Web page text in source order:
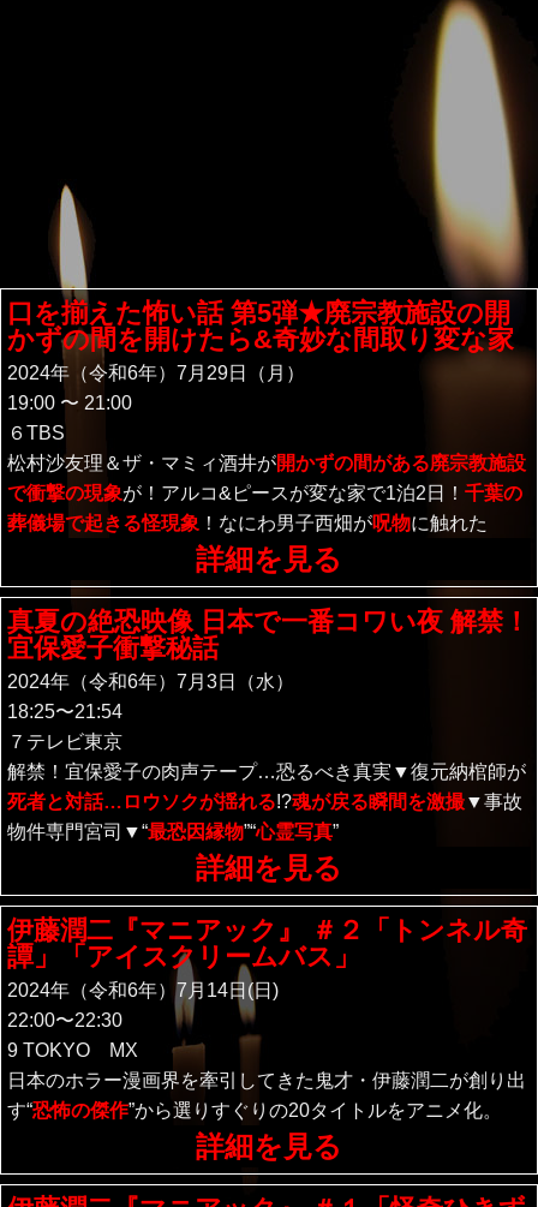
口を揃えた怖い話 第5弾★廃宗教施設の開
かずの間を開けたら&奇妙な間取り変な家
2024年（令和6年）7月29日（月）
19:00 〜 21:00
６TBS
松村沙友理＆ザ・マミィ酒井が開かずの間がある廃宗教施設
で衝撃の現象が！アルコ&ピースが変な家で1泊2日！ 千葉の
葬儀場で起きる怪現象 ！なにわ男子西畑が呪物に触れた
詳細を見る
真夏の絶恐映像 日本で一番コワい夜 解禁！
宜保愛子衝撃秘話
2024年（令和6年）7月3日（水）
18:25〜21:54
７テレビ東京
解禁！宜保愛子の肉声テープ…恐るべき真実▼復元納棺師が
死者と対話…ロウソクが揺れる!?魂が戻る瞬間を激撮▼事故
物件専門宮司▼“最恐因縁物”“心霊写真”
詳細を見る
伊藤潤二『マニアック』 ＃２「トンネル奇
譚」「アイスクリームバス」
2024年（令和6年）7月14日(日)
22:00〜22:30
9 TOKYO MX
日本のホラー漫画界を牽引してきた鬼才・伊藤潤二が創り出
す“恐怖の傑作”から選りすぐりの20タイトルをアニメ化。
詳細を見る